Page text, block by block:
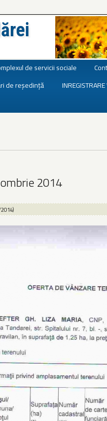
de servicii sociale
de reședință
INREGISTRARE
2014